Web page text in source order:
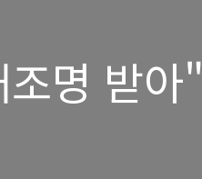
명 받아"